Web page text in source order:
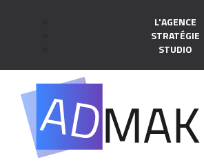
L'AGENCE
STRATÉGIE
STUDIO